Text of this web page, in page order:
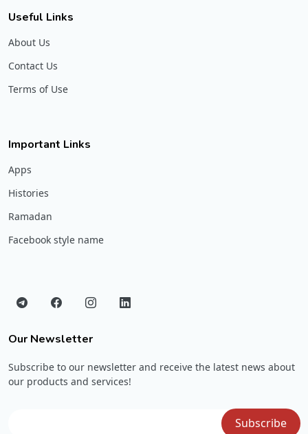
Useful Links
About Us
Contact Us
Terms of Use
Important Links
Apps
Histories
Ramadan
Facebook style name
Our Newsletter
Subscribe to our newsletter and receive the latest news about
our products and services!